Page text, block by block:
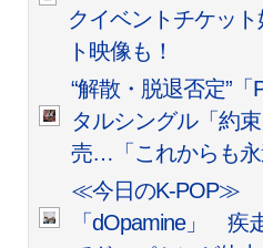
クイベントチケッ
ト映像も！
“解散・脱退否定”
タルシングル「約
売…「これからも永
≪今日のK-POP≫
「dOpamine」 疾